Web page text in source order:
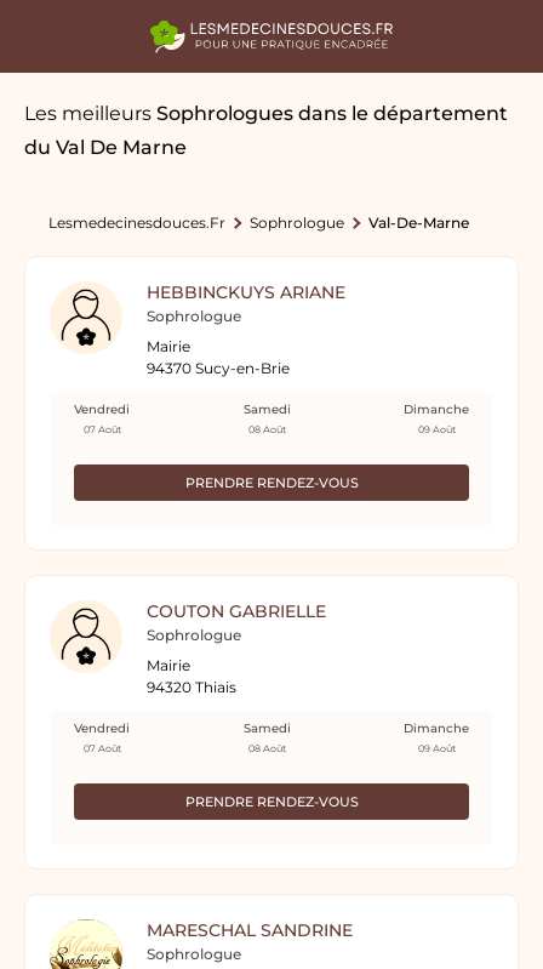
Les meilleurs Sophrologues dans le département
du Val De Marne
Lesmedecinesdouces.fr Sophrologue Val-De-Marne
HEBBINCKUYS ARIANE
Sophrologue
Mairie
94370 Sucy-en-Brie
PRENDRE RENDEZ-VOUS
Vendredi
07 Août
Samedi
08 Août
Dimanche
09 Août
COUTON GABRIELLE
Sophrologue
Mairie
94320 Thiais
PRENDRE RENDEZ-VOUS
Vendredi
07 Août
Samedi
08 Août
Dimanche
09 Août
MARESCHAL SANDRINE
Sophrologue